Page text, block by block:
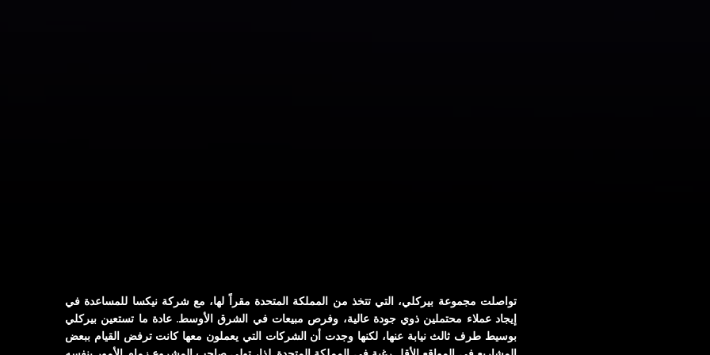
تواصلت مجموعة بيركلي، التي تتخذ من المملكة المتحدة مقراً لها، مع شركة نيكسا للمساعدة في
إيجاد عملاء محتملين ذوي جودة عالية، وفرص مبيعات في الشرق الأوسط. عادة ما تستعين بيركلي
بوسيط طرف ثالث نيابة عنها، لكنها وجدت أن الشركات التي يعملون معها كانت ترفض القيام ببعض